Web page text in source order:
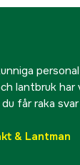
lantbruk har
får raka
& Lantman